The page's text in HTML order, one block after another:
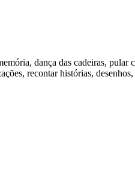
dança das cadeiras,
recontar histórias,